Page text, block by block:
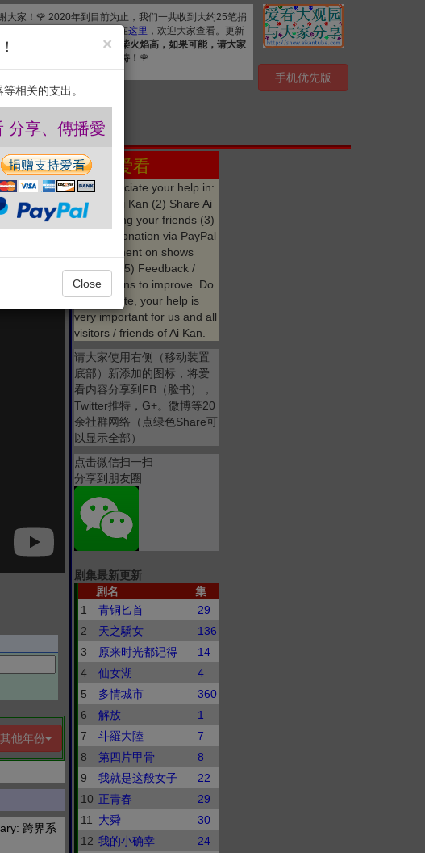
大家！🌹 2020年到目前为止，我们一共收到大约25笔捐
收$777.83. 详细清单公布在这里 ，欢迎大家查看。更新
量的时间和资源，
众人拾柴火焰高，如果可能，请大家
支持爱看。衷心感谢您的支持！ 🌹
手机优先版
其他年份
跨界系
点赞 爱看
We appreciate your help in:
(1) Like Ai Kan (2) Share Ai
Kan among your friends (3)
Make a donation via PayPal
(4) Comment on shows
watched (5) Feedback /
suggestions to improve. Do
not hesitate, your help is
very important for us and all
visitors / friends of Ai Kan.
请大家使用右侧（移动装置
底部）新添加的图标，将爱
看内容分享到FB（脸书），
Twitter推特，G+。微博等20
余社群网络（点绿色Share可
以显示全部）
点击微信扫一扫
分享到朋友圈
剧集最新更新
剧名
集
1
青铜匕首
29
2
天之驕女
136
3
原来时光都记得
14
4
仙女湖
4
5
多情城市
360
6
解放
1
7
斗羅大陸
7
8
第四片甲骨
8
9
我就是这般女子
22
10 正青春
29
11
大舜
30
12 我的小确幸
24
×
相关的支出。
傳播愛看 ❤️
Close